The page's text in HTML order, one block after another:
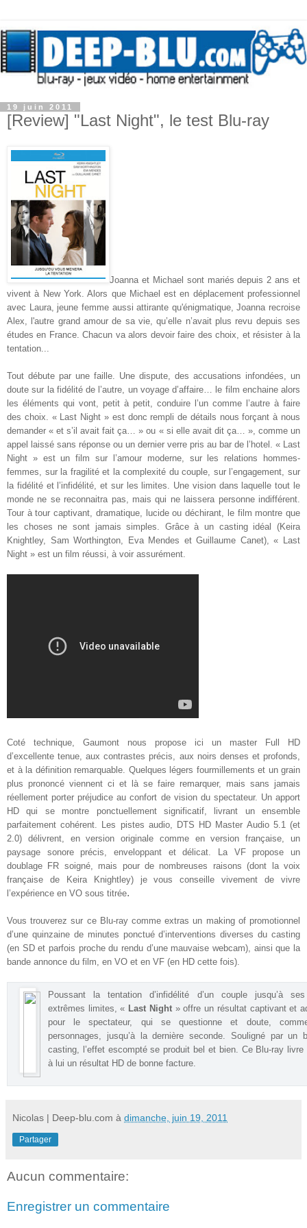
19 juin 2011
[Review] "Last Night", le test Blu-ray
Joanna et Michael sont mariés depuis 2 ans et
vivent à New York. Alors que Michael est en déplacement professionnel
avec Laura, jeune femme aussi attirante qu'énigmatique, Joanna recroise
Alex, l'autre grand amour de sa vie, qu’elle n’avait plus revu depuis ses
études en France. Chacun va alors devoir faire des choix, et résister à la
tentation...
Tout débute par une faille. Une dispute, des accusations infondées, un
doute sur la fidélité de l’autre, un voyage d’affaire… le film enchaine alors
les éléments qui vont, petit à petit, conduire l’un comme l’autre à faire
des choix. « Last Night » est donc rempli de détails nous forçant à nous
demander « et s’il avait fait ça… » ou « si elle avait dit ça… », comme un
appel laissé sans réponse ou un dernier verre pris au bar de l’hotel. « Last
Night » est un film sur l’amour moderne, sur les relations hommes-
femmes, sur la fragilité et la complexité du couple, sur l’engagement, sur
la fidélité et l’infidélité, et sur les limites. Une vision dans laquelle tout le
monde ne se reconnaitra pas, mais qui ne laissera personne indifférent.
Tour à tour captivant, dramatique, lucide ou déchirant, le film montre que
les choses ne sont jamais simples. Grâce à un casting idéal (Keira
Knightley, Sam Worthington, Eva Mendes et Guillaume Canet), « Last
Night » est un film réussi, à voir assurément.
Coté technique, Gaumont nous propose ici un master Full HD
d’excellente tenue, aux contrastes précis, aux noirs denses et profonds,
et à la définition remarquable. Quelques légers fourmillements et un grain
plus prononcé viennent ci et là se faire remarquer, mais sans jamais
réellement porter préjudice au confort de vision du spectateur. Un apport
HD qui se montre ponctuellement significatif, livrant un ensemble
parfaitement cohérent. Les pistes audio, DTS HD Master Audio 5.1 (et
2.0) délivrent, en version originale comme en version française, un
paysage sonore précis, enveloppant et délicat. La VF propose un
doublage FR soigné, mais pour de nombreuses raisons (dont la voix
française de Keira Knightley) je vous conseille vivement de vivre
l’expérience en VO sous titrée.
Vous trouverez sur ce Blu-ray comme extras un making of promotionnel
d’une quinzaine de minutes ponctué d’interventions diverses du casting
(en SD et parfois proche du rendu d’une mauvaise webcam), ainsi que la
bande annonce du film, en VO et en VF (en HD cette fois).
Poussant la tentation d’infidélité d’un couple jusqu’à
extrêmes limites, « Last Night» offre un résultat captivant et
pour le spectateur, qui se questionne et doute,
personnages, jusqu’à la dernière seconde. Souligné par un
casting, l’effet escompté se produit bel et bien. Ce Blu-ray livre
à lui un résultat HD de bonne facture.
Nicolas | Deep-blu.com à dimanche, juin 19, 2011
Partager
Aucun commentaire:
Enregistrer un commentaire